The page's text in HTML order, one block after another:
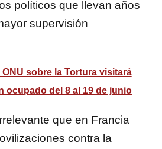
políticos que llevan años
supervisión
ONU sobre la Tortura visitará
ocupado del 8 al 19 de junio
que en Francia
contra la